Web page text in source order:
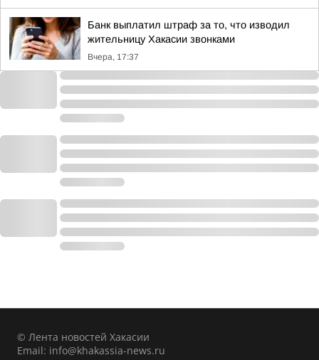
Банк выплатил штраф за то, что изводил
жительницу Хакасии звонками
Вчера, 17:37
© Лента новостей Хакасии
Email: info@khakassia-news.ru